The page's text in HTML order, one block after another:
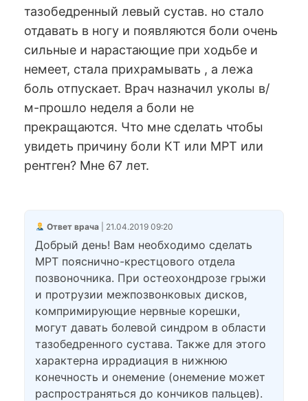
тазобедренный левый сустав. но стало
отдавать в ногу и появляются боли очень
сильные и нарастающие при ходьбе и
немеет, стала прихрамывать , а лежа
боль отпускает. Врач назначил уколы в/
м-прошло неделя а боли не
прекращаются. Что мне сделать чтобы
увидеть причину боли КТ или МРТ или
рентген? Мне 67 лет.
Ответ врача| 21.04.2019 09:20
Добрый день! Вам необходимо сделать
МРТ пояснично-крестцового отдела
позвоночника. При остеохондрозе грыжи
и протрузии межпозвонковых дисков,
компримирующие нервные корешки,
могут давать болевой синдром в области
тазобедренного сустава. Также для этого
характерна иррадиация в нижнюю
конечность и онемение (онемение может
распространяться до кончиков пальцев).